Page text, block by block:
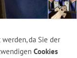
da Sie der
Cookies